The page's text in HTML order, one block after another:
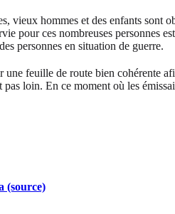
vieux hommes et des enfants
pour ces nombreuses personnes
personnes en situation de guerre.
feuille de route bien cohérente
loin. En ce moment où les
(source)